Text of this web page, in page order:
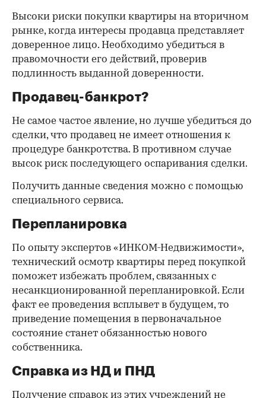
Высоки риски покупки квартиры на вторичном
рынке, когда интересы продавца представляет
доверенное лицо. Необходимо убедиться в
правомочности его действий, проверив
подлинность выданной доверенности.
Продавец-банкрот?
Не самое частое явление, но лучше убедиться до
сделки, что продавец не имеет отношения к
процедуре банкротства. В противном случае
высок риск последующего оспаривания сделки.
Получить данные сведения можно с помощью
специального сервиса.
Перепланировка
По опыту экспертов «ИНКОМ-Недвижимости»,
технический осмотр квартиры перед покупкой
поможет избежать проблем, связанных с
несанкционированной перепланировкой. Если
факт ее проведения всплывет в будущем, то
приведение помещения в первоначальное
состояние станет обязанностью нового
собственника.
Справка из НД и ПНД
Получение справок из этих учреждений не